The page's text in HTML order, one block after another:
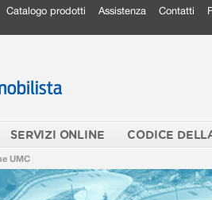
Catalogo prodotti Assistenza Contatti
SERVIZI ONLINE CODICE
UMC